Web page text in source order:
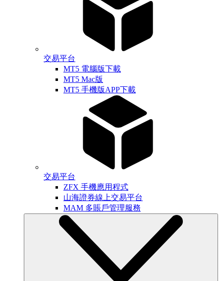
交易平台
MT5 電腦版下載
MT5 Mac版
MT5 手機版APP下載
交易平台
ZFX 手機應用程式
山海證券線上交易平台
MAM 多賬戶管理服務